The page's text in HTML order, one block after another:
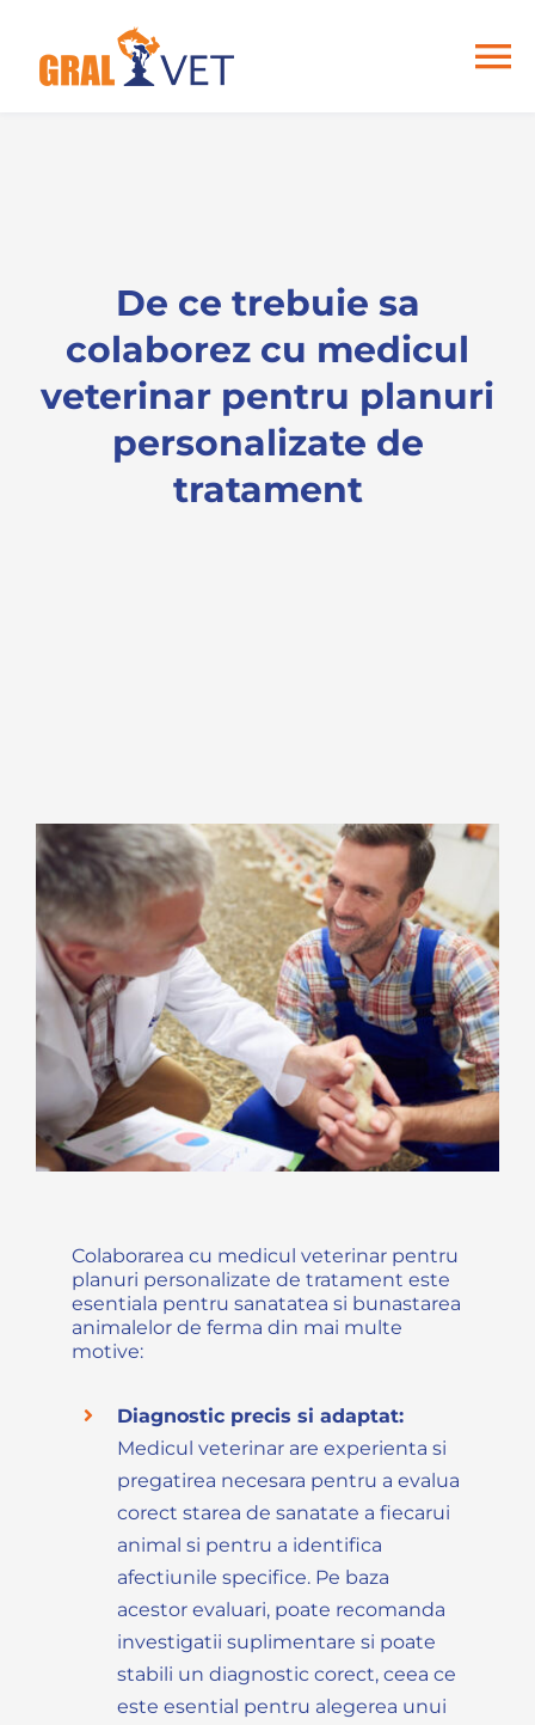
content
Articole
Contact
De ce trebuie sa
colaborez cu medicul
veterinar pentru planuri
personalizate de
tratament
Colaborarea cu medicul veterinar pentru
planuri personalizate de tratament este
esentiala pentru sanatatea si bunastarea
animalelor de ferma din mai multe
motive:
Diagnostic precis si adaptat:
Medicul veterinar are experienta si
pregatirea necesara pentru a evalua
corect starea de sanatate a fiecarui
animal si pentru a identifica
afectiunile specifice. Pe baza
acestor evaluari, poate recomanda
investigatii suplimentare si poate
stabili un diagnostic corect, ceea ce
este esential pentru alegerea unui